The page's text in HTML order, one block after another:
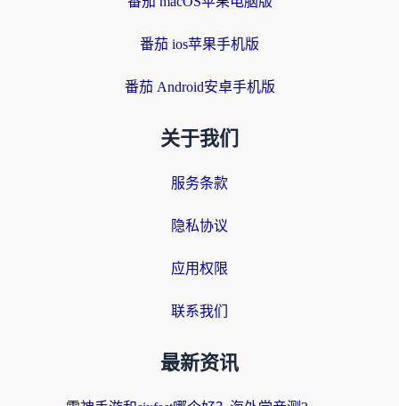
番茄 ios苹果手机版
番茄 Android安卓手机版
关于我们
服务条款
隐私协议
应用权限
联系我们
最新资讯